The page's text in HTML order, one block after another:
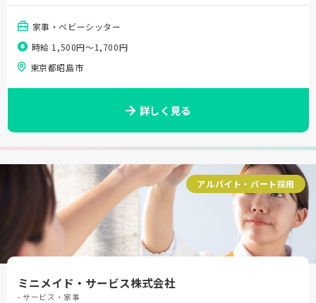
家事・ベビーシッター
時給 1,500円〜1,700円
東京都昭島市
詳しく見る
アルバイト・パート採用
ミニメイド・サービス株式会社
- サービス・家事